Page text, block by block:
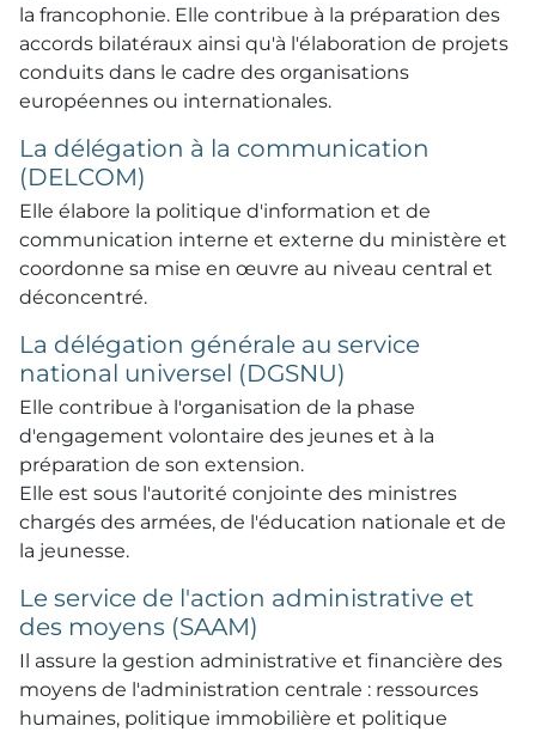
la francophonie. Elle contribue à la préparation des
accords bilatéraux ainsi qu'à l'élaboration de projets
conduits dans le cadre des organisations
européennes ou internationales.
La délégation à la communication
(DELCOM)
Elle élabore la politique d'information et de
communication interne et externe du ministère et
coordonne sa mise en œuvre au niveau central et
déconcentré.
La délégation générale au service
national universel (DGSNU)
Elle contribue à l'organisation de la phase
d'engagement volontaire des jeunes et à la
préparation de son extension.
Elle est sous l'autorité conjointe des ministres
chargés des armées, de l'éducation nationale et de
la jeunesse.
Le service de l'action administrative et
des moyens (SAAM)
Il assure la gestion administrative et financière des
moyens de l'administration centrale : ressources
humaines, politique immobilière et politique